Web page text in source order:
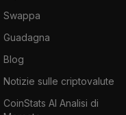
Swappa
Guadagna
Blog
Notizie sulle criptovalute
CoinStats AI Analisi di